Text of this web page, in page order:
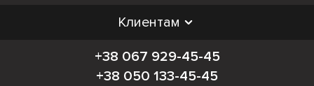
Клиентам
+38 067 929-45-45
+38 050 133-45-45